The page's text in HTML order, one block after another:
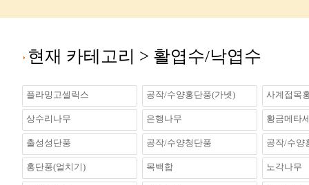
현재 카테고리 > 활엽수/낙엽수
플라밍고셀릭스 공작/수양홍단풍(가넷) 사계접목
상수리나무 은행나무 황금메타
출성성단풍 공작/수양청단풍 공작/수양
홍단풍(얼치기) 목백합 노각나무